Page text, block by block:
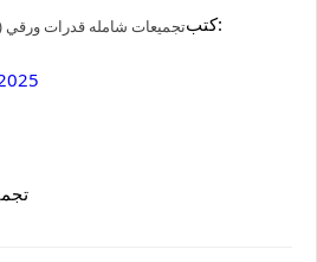
تجميعات شامله قدرات ورقي كتب: